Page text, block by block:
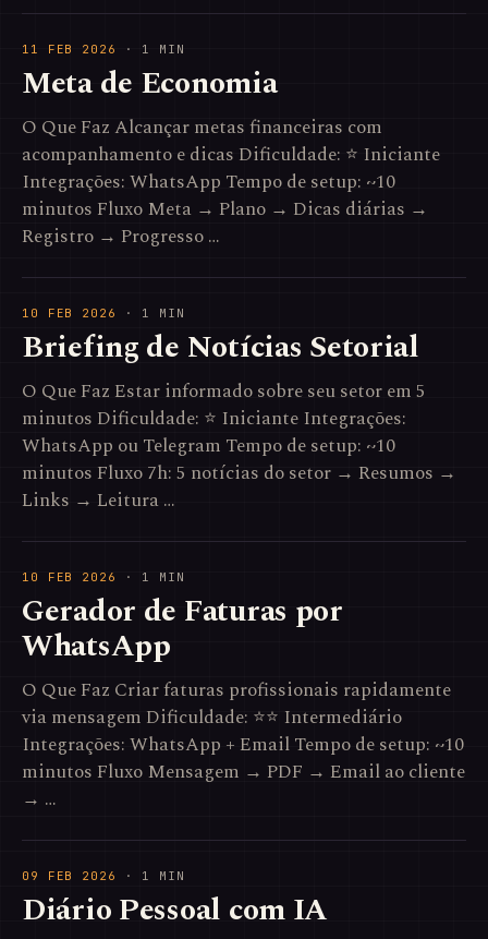
11 FEB 2026 · 1 MIN
Meta de Economia
O Que Faz Alcançar metas financeiras com
acompanhamento e dicas Dificuldade: ⭐ Iniciante
Integrações: WhatsApp Tempo de setup: ~10
minutos Fluxo Meta → Plano → Dicas diárias →
Registro → Progresso …
10 FEB 2026 · 1 MIN
Briefing de Notícias Setorial
O Que Faz Estar informado sobre seu setor em 5
minutos Dificuldade: ⭐ Iniciante Integrações:
WhatsApp ou Telegram Tempo de setup: ~10
minutos Fluxo 7h: 5 notícias do setor → Resumos →
Links → Leitura …
10 FEB 2026 · 1 MIN
Gerador de Faturas por
WhatsApp
O Que Faz Criar faturas profissionais rapidamente
via mensagem Dificuldade: ⭐⭐ Intermediário
Integrações: WhatsApp + Email Tempo de setup: ~10
minutos Fluxo Mensagem → PDF → Email ao cliente
→ …
09 FEB 2026 · 1 MIN
Diário Pessoal com IA